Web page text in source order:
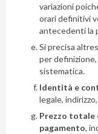
variazioni
orari definitivi
antecedenti la
Si precisa
per definizione,
sistematica.
Identità e
legale,
Prezzo totale
pagamento,